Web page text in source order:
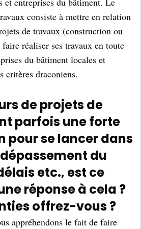
consiste à mettre en relation
de travaux (construction ou
réaliser ses travaux en toute
du bâtiment locales et
critères draconiens.
de projets de
parfois une forte
pour se lancer dans
du
etc., est ce
réponse à cela ?
offrez-vous ?
appréhendons le fait de faire